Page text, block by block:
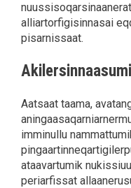
alliartorfigisinnasai
pisarnissaat.
Aatsaat taama,
imminullu
ataavartumik
periarfissat